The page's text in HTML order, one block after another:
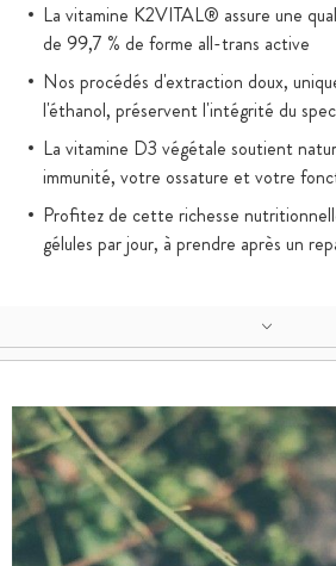
La vitamine K2VITAL® assure une
de 99,7 % de forme all-trans active
Nos procédés d'extraction doux,
l'éthanol, préservent l'intégrité du
La vitamine D3 végétale soutient
immunité, votre ossature et votre
Profitez de cette richesse
gélules par jour, à prendre après un